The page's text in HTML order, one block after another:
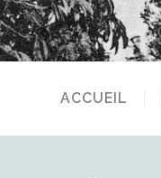
ACCUEIL